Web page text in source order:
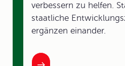
verbessern zu helfen.
staatliche
ergänzen einander.